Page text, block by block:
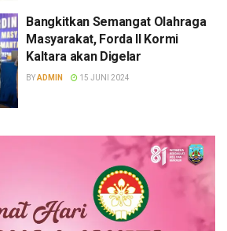
Bangkitkan Semangat Olahraga
Masyarakat, Forda II Kormi
Kaltara akan Digelar
BYADMIN 15 JUNI 2024